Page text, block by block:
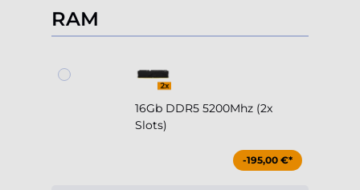
RAM
16Gb DDR5 5200Mhz (2x
Slots)
-195,00 €*